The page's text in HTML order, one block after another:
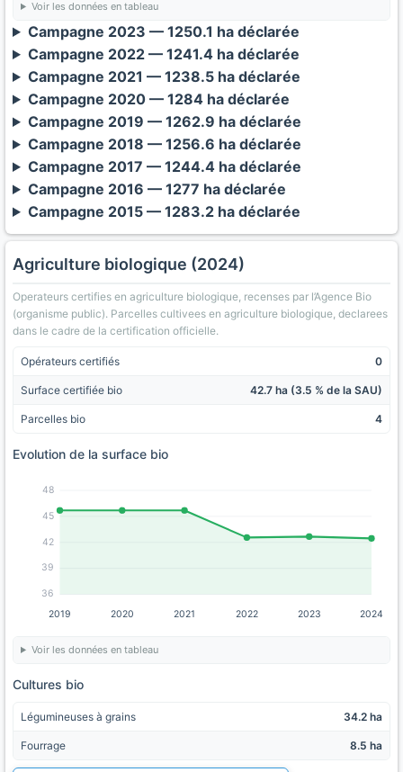
Voir les données en tableau
Campagne 2023 — 1250.1 ha déclarée
Campagne 2022 — 1241.4 ha déclarée
Campagne 2021 — 1238.5 ha déclarée
Campagne 2020 — 1284 ha déclarée
Campagne 2019 — 1262.9 ha déclarée
Campagne 2018 — 1256.6 ha déclarée
Campagne 2017 — 1244.4 ha déclarée
Campagne 2016 — 1277 ha déclarée
Campagne 2015 — 1283.2 ha déclarée
Agriculture biologique (2024)
Operateurs certifies en agriculture biologique, recenses par l’Agence Bio
(organisme public). Parcelles cultivees en agriculture biologique, declarees
dans le cadre de la certification officielle.
Opérateurs certifiés 0
Surface certifiée bio 42.7 ha (3.5 % de la SAU)
Parcelles bio 4
Evolution de la surface bio
36
39
42
45
48
2019 2020 2021 2022 2023 2024
Voir les données en tableau
Cultures bio
Légumineuses à grains 34.2 ha
Fourrage 8.5 ha